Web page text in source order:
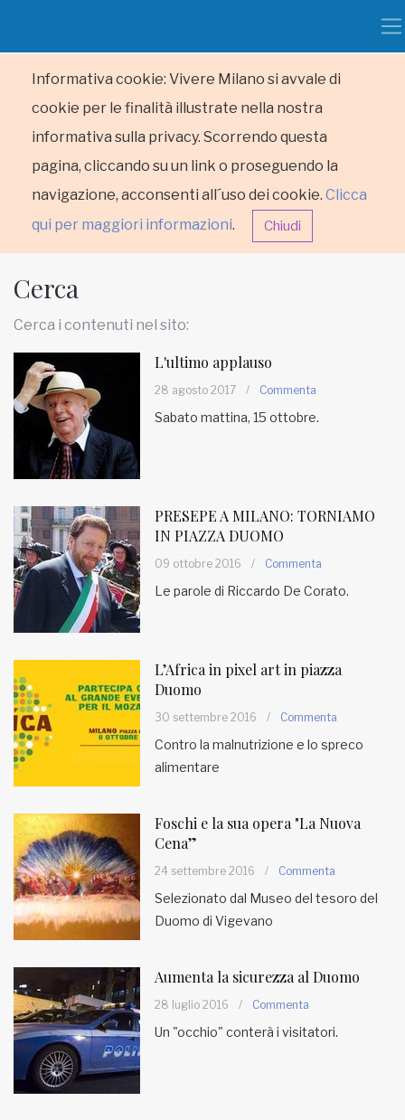
Informativa cookie: Vivere Milano si avvale di
cookie per le finalità illustrate nella nostra
informativa sulla privacy. Scorrendo questa
pagina, cliccando su un link o proseguendo la
navigazione, acconsenti all´uso dei cookie. Clicca
qui per maggiori informazioni. Chiudi
HOME
RUBRICHE
MUNICIPI
Inviateci le vostre segnalazioni
Iscriviti alla newsletter
www.viveremilano.info
Fondato e diretto da Enzo De
EDB edizioni - Via Brivio angolo C.
Imbonati, 89 20159 Milano (Italia)
Informativa sulla privacy
Cerca
Cerca i contenuti nel sito:
L'ultimo applauso
28 agosto 2017 / Commenta
Sabato mattina, 15 ottobre.
PRESEPE A MILANO: TORNIAMO
IN PIAZZA DUOMO
09 ottobre 2016 / Commenta
Le parole di Riccardo De Corato.
L’Africa in pixel art in piazza
Duomo
30 settembre 2016 / Commenta
Contro la malnutrizione e lo spreco
alimentare
Foschi e la sua opera "La Nuova
Cena”
24 settembre 2016 / Commenta
Selezionato dal Museo del tesoro del
Duomo di Vigevano
Aumenta la sicurezza al Duomo
28 luglio 2016 / Commenta
Un "occhio" conterà i visitatori.